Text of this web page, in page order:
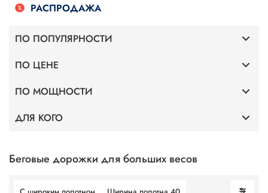
Беговые дорожки для больших весов
РАСПРОДАЖА
ПО ПОПУЛЯРНОСТИ
Премиум
Тонкие
Для дома
Без поручней
ПО ЦЕНЕ
До 40 000
До 75 000
ПО МОЩНОСТИ
Мощность 2 л.с.
ДЛЯ КОГО